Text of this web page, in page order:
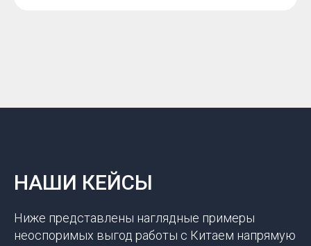
НАШИ КЕЙСЫ
Ниже представлены наглядные примеры
неоспоримых выгод работы с Китаем напрямую